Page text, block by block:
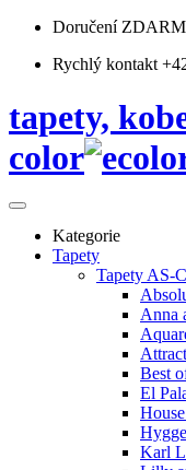
Doručení
Rychlý kontakt
tapety,
color
Kategorie
Tapety
Tapety AS-
Anna
Best
El
Karl